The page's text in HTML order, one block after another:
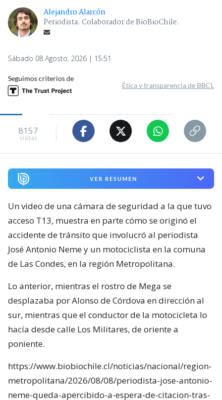
Alejandro Alarcón
Periodista. Colaborador de BioBioChile.
Sábado 08 Agosto, 2026 | 15:51
Seguimos criterios de
Ética y transparencia de BBCL
8157
visitas
VER RESUMEN
Un video de una cámara de seguridad a la que tuvo
acceso T13, muestra en parte cómo se originó el
accidente de tránsito que involucró al periodista
José Antonio Neme y un motociclista en la comuna
de Las Condes, en la región Metropolitana.
Lo anterior, mientras el rostro de Mega se
desplazaba por Alonso de Córdova en dirección al
sur, mientras que el conductor de la motocicleta lo
hacía desde calle Los Militares, de oriente a
poniente.
https://www.biobiochile.cl/noticias/nacional/region-
metropolitana/2026/08/08/periodista-jose-antonio-
neme-queda-apercibido-a-espera-de-citacion-tras-